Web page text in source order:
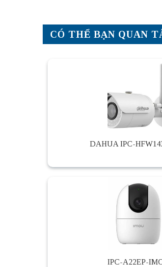
CÓ THỂ BẠN QUAN
DAHUA IPC-
IPC-A22EP-